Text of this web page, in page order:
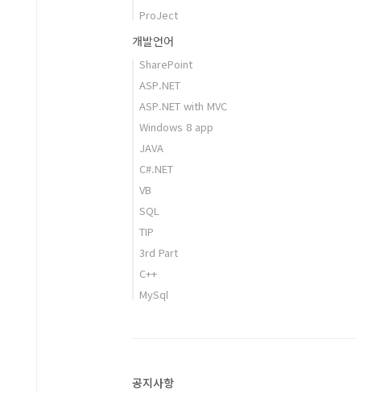
ProJect
개발언어
SharePoint
ASP.NET
ASP.NET with MVC
Windows 8 app
JAVA
C#.NET
VB
SQL
TIP
3rd Part
C++
MySql
공지사항